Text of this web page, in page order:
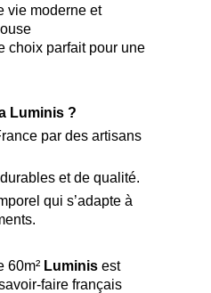
vie moderne et
choix parfait pour une
Luminis ?
par des artisans
et de qualité.
qui s’adapte à
60m² Luminis est
faire français